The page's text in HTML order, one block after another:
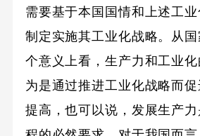
需要基于本国国情和上述工
制定实施其工业化战略。从
个意义上看，生产力和工业
为是通过推进工业化战略而
提高，也可以说，发展生产